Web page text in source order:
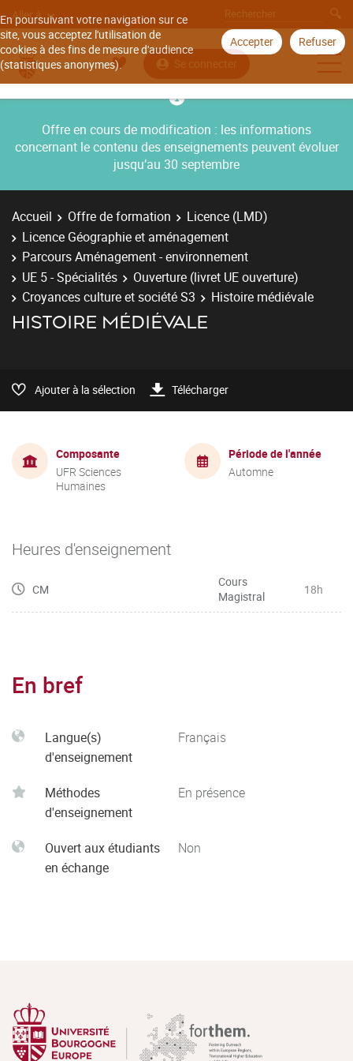
En poursuivant votre navigation sur ce
site, vous acceptez l'utilisation de
cookies à des fins de mesure d'audience
(statistiques anonymes).
Accepter Refuser
Aller à
Se connecter
Offre en cours de modification : les informations
concernant le contenu des enseignements peuvent évoluer
jusqu’au 30 septembre
Accueil Offre de formation
Licence (LMD)
Licence Géographie et aménagement
Parcours Aménagement - environnement
UE 5 - Spécialités
Ouverture (livret UE ouverture)
Croyances culture et société S3
Histoire médiévale
HISTOIRE MÉDIÉVALE
Ajouter à la sélection Télécharger
Composante
UFR Sciences
Humaines
Période de l'année
Automne
Heures d'enseignement
CM
Cours
Magistral
18h
En bref
Langue(s)
d'enseignement
Français
Méthodes
d'enseignement
En présence
Ouvert aux étudiants
en échange
Non